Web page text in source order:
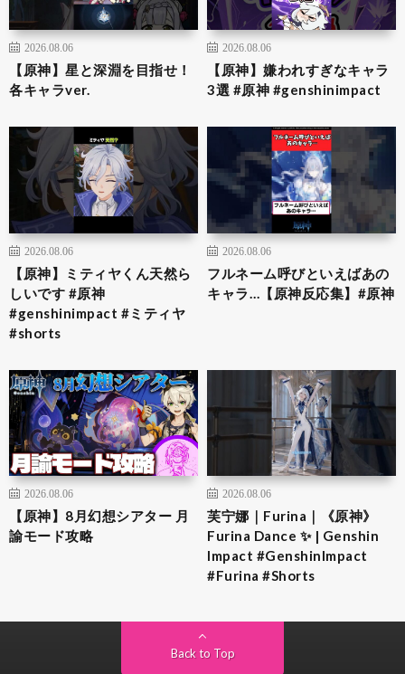
2026.08.06
【原神】星と深淵を目指せ！
各キャラver.
2026.08.06
【原神】嫌われすぎなキャラ
3選 #原神 #genshinimpact
2026.08.06
【原神】ミティヤくん天然ら
しいです #原神
#genshinimpact #ミティヤ
#shorts
2026.08.06
フルネーム呼びといえばあの
キャラ…【原神反応集】#原神
2026.08.06
【原神】8月幻想シアター 月
諭モード攻略
2026.08.06
芙宁娜｜Furina｜《原神》
Furina Dance ✨ | Genshin
Impact #GenshinImpact
#Furina #Shorts
Back to Top